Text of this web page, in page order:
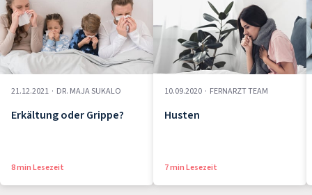
21.12.2021 · DR. MAJA SUKALO
Erkältung oder Grippe?
8 min Lesezeit
10.09.2020 · FERNARZT TEAM
Husten
7 min Lesezeit